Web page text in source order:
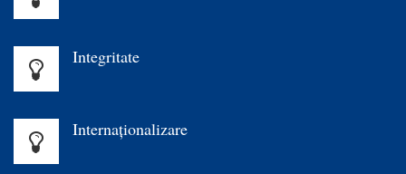
Integritate
Internaționalizare